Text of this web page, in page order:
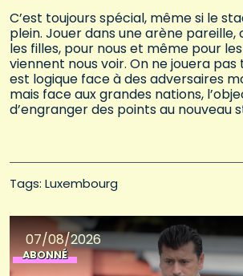
C’est toujours spécial, même si le
plein. Jouer dans une arène pareille,
les filles, pour nous et même pour
viennent nous voir. On ne jouera pas
est logique face à des adversaires
mais face aux grandes nations,
d’engranger des points au nouveau
Tags: Luxembourg
07/08/2026
ABONNÉ